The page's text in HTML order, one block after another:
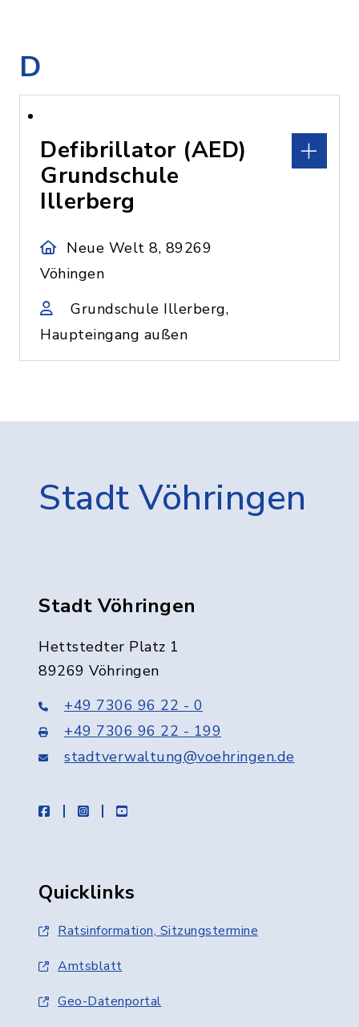
D
Defibrillator (AED)
Grundschule
Illerberg
Neue Welt 8, 89269
Vöhingen
Grundschule Illerberg,
Haupteingang außen
Stadt Vöhringen
Stadt Vöhringen
Hettstedter Platz 1
89269 Vöhringen
+49 7306 96 22 - 0
+49 7306 96 22 - 199
stadtverwaltung@voehringen.de
facebookinstagramyoutube
Quicklinks
Ratsinformation, Sitzungstermine
Amtsblatt
Geo-Datenportal